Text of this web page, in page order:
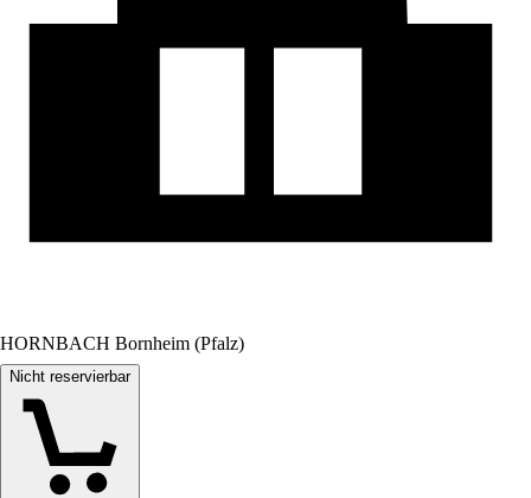
HORNBACH Bornheim (Pfalz)
Nicht reservierbar